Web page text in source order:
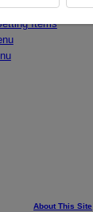
Functions
Items
About This Site